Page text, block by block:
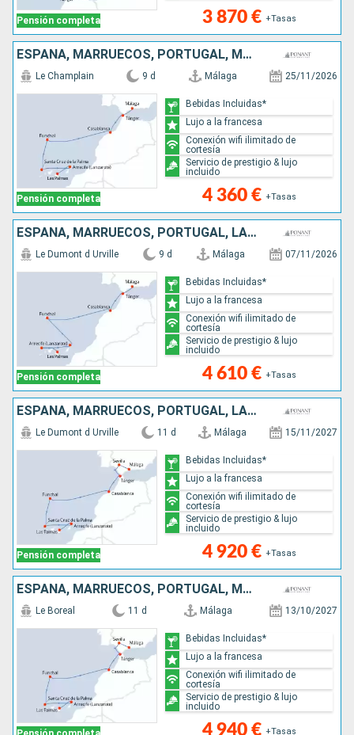
Pensión completa 3 870 € +Tasas
ESPAÑA, MARRUECOS, PORTUGAL, MALLORCA, LANZAROTE
Pensión completa
Le Champlain 9 d Málaga 25/11/2026
4 360 € +Tasas
Bebidas Incluidas*
Lujo a la francesa
Conexión wifi ilimitado de
cortesía
Servicio de prestigio & lujo
incluido
ESPAÑA, MARRUECOS, PORTUGAL, LANZAROTE, MALLORCA
Pensión completa
Le Dumont d Urville 9 d Málaga 07/11/2026
4 610 € +Tasas
Bebidas Incluidas*
Lujo a la francesa
Conexión wifi ilimitado de
cortesía
Servicio de prestigio & lujo
incluido
ESPAÑA, MARRUECOS, PORTUGAL, LANZAROTE, MALLORCA
Pensión completa
Le Dumont d Urville 11 d Málaga 15/11/2027
4 920 € +Tasas
Bebidas Incluidas*
Lujo a la francesa
Conexión wifi ilimitado de
cortesía
Servicio de prestigio & lujo
incluido
ESPAÑA, MARRUECOS, PORTUGAL, MALLORCA, LANZAROTE
Le Boreal 11 d Málaga 13/10/2027
4 940 € +Tasas
Bebidas Incluidas*
Lujo a la francesa
Conexión wifi ilimitado de
cortesía
Servicio de prestigio & lujo
incluido